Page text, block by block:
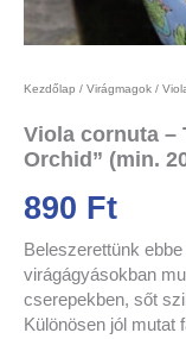
Kezdőlap / Virágmagok /
Viola cornuta –
Orchid” (min.
890 Ft
Beleszerettünk
virágágyásokban
cserepekben, sőt
Különösen jól mutat